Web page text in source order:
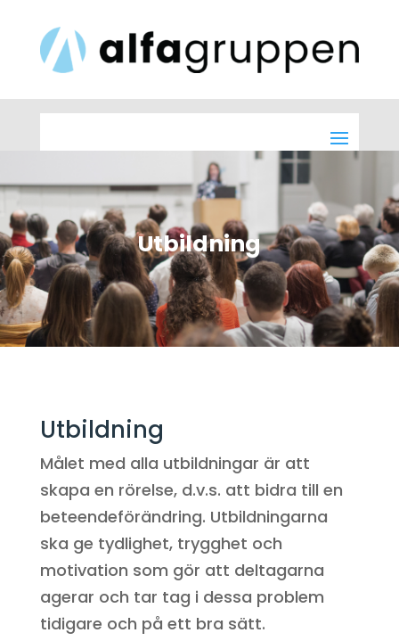
Utbildning
Utbildning
Målet med alla utbildningar är att
skapa en rörelse, d.v.s. att bidra till en
beteendeförändring. Utbildningarna
ska ge tydlighet, trygghet och
motivation som gör att deltagarna
agerar och tar tag i dessa problem
tidigare och på ett bra sätt.